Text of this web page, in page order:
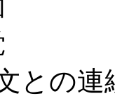
との連